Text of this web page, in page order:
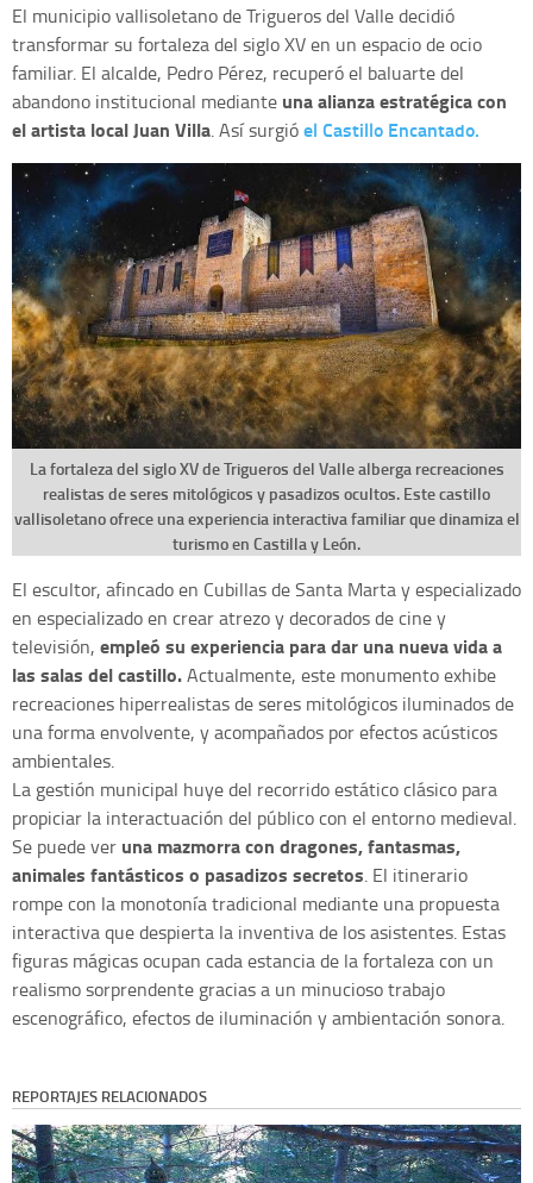
El municipio vallisoletano de Trigueros del Valle decidió
transformar su fortaleza del siglo XV en un espacio de ocio
familiar. El alcalde, Pedro Pérez, recuperó el baluarte del
abandono institucional mediante una alianza estratégica con
el artista local Juan Villa. Así surgióel Castillo Encantado.
La fortaleza del siglo XV de Trigueros del Valle alberga recreaciones
realistas de seres mitológicos y pasadizos ocultos. Este castillo
vallisoletano ofrece una experiencia interactiva familiar que dinamiza el
turismo en Castilla y León.
El escultor, afincado en Cubillas de Santa Marta y especializado
en especializado en crear atrezo y decorados de cine y
televisión, empleó su experiencia para dar una nueva vida a
las salas del castillo.Actualmente, este monumento exhibe
recreaciones hiperrealistas de seres mitológicos iluminados de
una forma envolvente, y acompañados por efectos acústicos
ambientales.
La gestión municipal huye del recorrido estático clásico para
propiciar la interactuación del público con el entorno medieval.
Se puede ver una mazmorra con dragones, fantasmas,
animales fantásticos o pasadizos secretos. El itinerario
rompe con la monotonía tradicional mediante una propuesta
interactiva que despierta la inventiva de los asistentes. Estas
figuras mágicas ocupan cada estancia de la fortaleza con un
realismo sorprendente gracias a un minucioso trabajo
escenográfico, efectos de iluminación y ambientación sonora.
REPORTAJES RELACIONADOS